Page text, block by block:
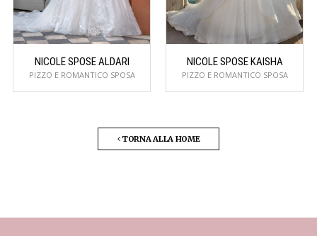
NICOLE SPOSE ALDARI
PIZZO E ROMANTICO SPOSA
NICOLE SPOSE KAISHA
PIZZO E ROMANTICO SPOSA
TORNA ALLA HOME